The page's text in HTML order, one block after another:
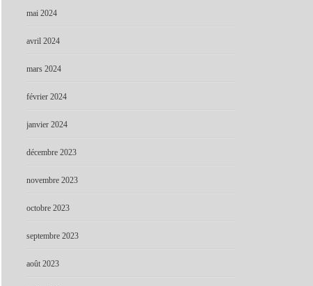
mai 2024
avril 2024
mars 2024
février 2024
janvier 2024
décembre 2023
novembre 2023
octobre 2023
septembre 2023
août 2023